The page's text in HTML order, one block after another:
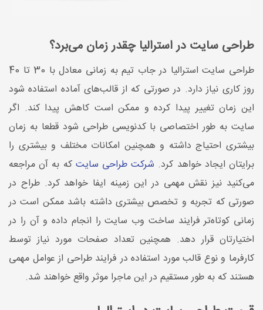
طراحی سایت در استرالیا چقدر زمان می‌برد؟
طراحی سایت استرالیا در جاب تیم به زمانی معادل با 30 تا 40
روز کاری نیاز دارد. در صورتی که از قالب‌های آماده استفاده شود
این زمان تغییر پیدا کرده و ممکن است کاهش پیدا کند. اگر
سایت به طور اختصاصی با کدنویسی طراحی شود قطعا به زمان
بیشتری احتیاج داشته و همچنین امکانات مختلف و بیشتری را
برایتان ایجاد خواهد کرد. شرکت طراحی سایت که به آن مراجعه
می‌کنید نیز نقش مهمی در این زمینه ایفا خواهد کرد. طراح در
صورتی که تجربه و تخصص بیشتری داشته باشد ممکن است در
زمانی کوتاه‌تر فرایند ساخت وب سایت را انجام داده و آن را در
اختیارتان قرار دهد. همچنین تعداد صفحات مورد نیاز توسط
کارفرما و نوع قالب مورد استفاده در فرایند طراحی از عوامل مهمی
هستند که به طور مستقیم در این ماجرا موثر واقع خواهند شد.